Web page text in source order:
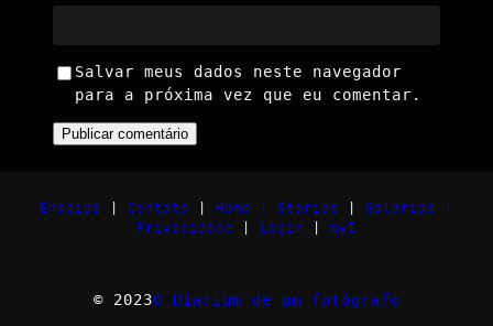
Salvar meus dados neste navegador
para a próxima vez que eu comentar.
Ensaios Contato Home | Stories
Galerias |
Privacidade
Login myI
© 2023O Diarium de um fotógrafo